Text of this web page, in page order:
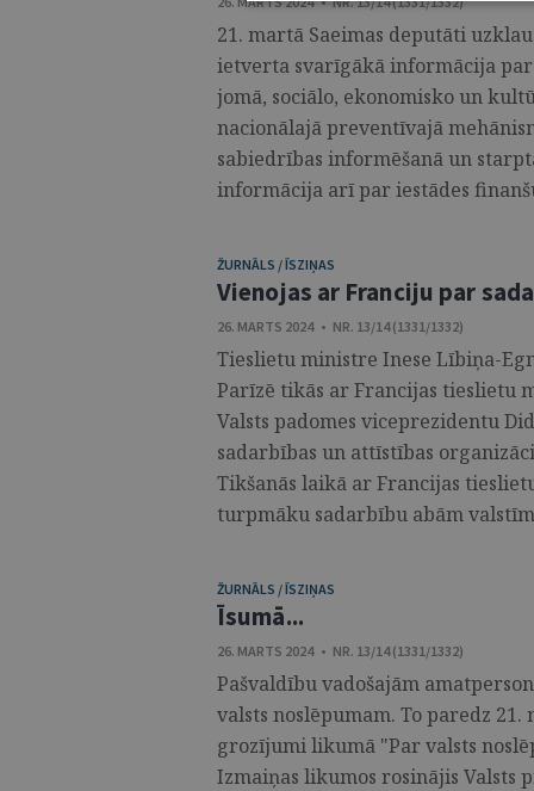
21. martā Saeimas deputāti
ietverta svarīgākā informācija
jomā, sociālo, ekonomisko un
nacionālajā preventīvajā
sabiedrības informēšanā un
informācija arī par iestādes
ŽURNĀLS / ĪSZIŅAS
Vienojas ar Franciju par
26. MARTS 2024 • NR. 13/14 (1331/1332)
Tieslietu ministre Inese Lībiņa-
Parīzē tikās ar Francijas tieslietu
Valsts padomes viceprezidentu
sadarbības un attīstības
Tikšanās laikā ar Francijas
turpmāku sadarbību abām
ŽURNĀLS / ĪSZIŅAS
Īsumā...
26. MARTS 2024 • NR. 13/14 (1331/1332)
Pašvaldību vadošajām
valsts noslēpumam. To paredz
grozījumi likumā "Par valsts
Izmaiņas likumos rosinājis Valsts